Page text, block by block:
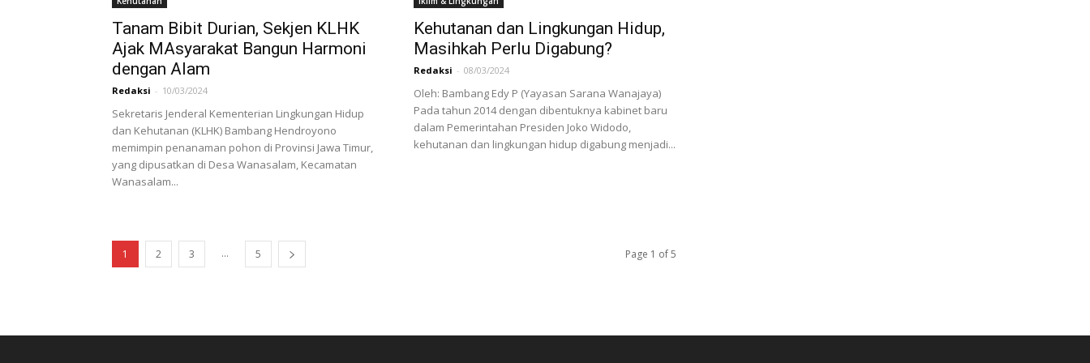
Tanam Bibit Durian, Sekjen KLHK
Ajak MAsyarakat Bangun Harmoni
dengan Alam
Redaksi - 10/03/2024
Sekretaris Jenderal Kementerian Lingkungan Hidup
dan Kehutanan (KLHK) Bambang Hendroyono
memimpin penanaman pohon di Provinsi Jawa Timur,
yang dipusatkan di Desa Wanasalam, Kecamatan
Wanasalam...
Kehutanan dan Lingkungan Hidup,
Masihkah Perlu Digabung?
Redaksi - 08/03/2024
Oleh: Bambang Edy P (Yayasan Sarana Wanajaya)
Pada tahun 2014 dengan dibentuknya kabinet baru
dalam Pemerintahan Presiden Joko Widodo,
kehutanan dan lingkungan hidup digabung menjadi...
1 2 3 ... 5 Page 1 of 5